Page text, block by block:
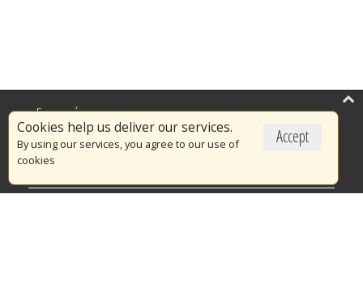
Accept
Cookies help us deliver our services.
By using our services, you agree to our use of
cookies
Επικαιρότητα
Το Πυροσβεστικό Σώμα